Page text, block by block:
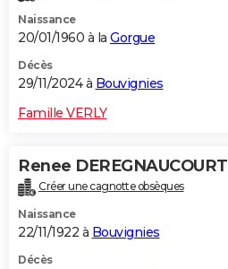
Naissance
20/01/1960 à la Gorgue
Décès
29/11/2024 à Bouvignies
Famille VERLY
Renee DEREGNAUCOURT
Créer une cagnotte obsèques
Naissance
22/11/1922 à Bouvignies
Décès